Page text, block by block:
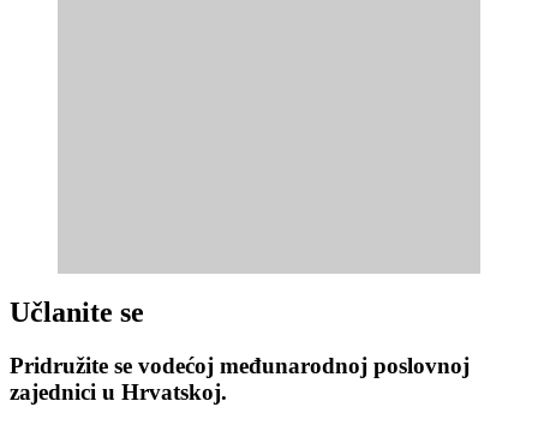
Učlanite se
Pridružite se vodećoj međunarodnoj poslovnoj
zajednici u Hrvatskoj.